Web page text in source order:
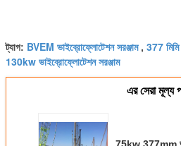
ট্যাগ: BVEM ভাইব্রোফ্লোটেশন সরঞ্জাম, 377
130kw ভাইব্রোফ্লোটেশন সরঞ্জাম
এর সেরা মূল্য
75kw 377mm